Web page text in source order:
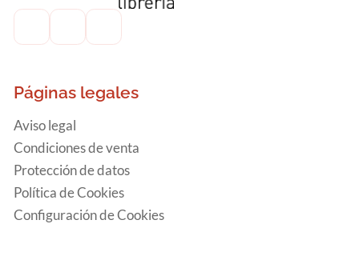
Páginas legales
Aviso legal
Condiciones de venta
Protección de datos
Política de Cookies
Configuración de Cookies